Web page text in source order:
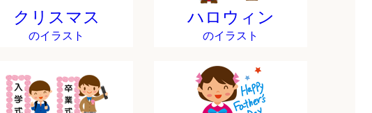
クリスマス
のイラスト
ハロウィン
のイラスト